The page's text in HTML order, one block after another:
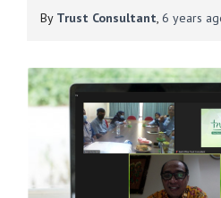
(K3) DIY
By Trust Consultant, 6 years